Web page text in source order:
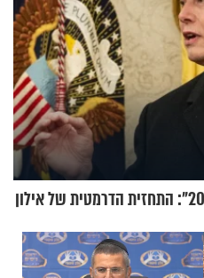
"לכסף לא תהיה משמעות ב-2036": התחזית הדרמטית של אילון